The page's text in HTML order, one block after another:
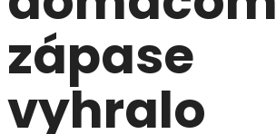
zápase
vyhralo